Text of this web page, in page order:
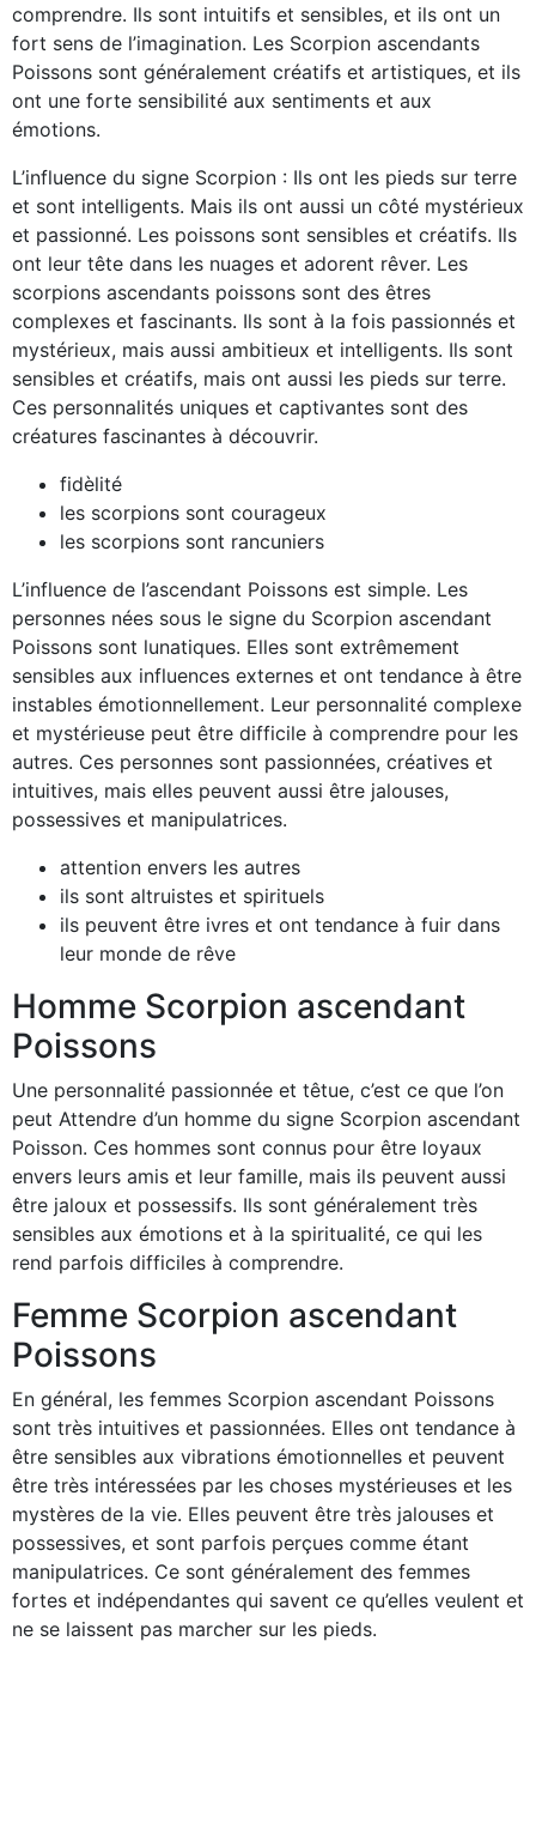
comprendre. Ils sont intuitifs et sensibles, et ils ont un
fort sens de l’imagination. Les Scorpion ascendants
Poissons sont généralement créatifs et artistiques, et ils
ont une forte sensibilité aux sentiments et aux
émotions.
L’influence du signe Scorpion : Ils ont les pieds sur terre
et sont intelligents. Mais ils ont aussi un côté mystérieux
et passionné. Les poissons sont sensibles et créatifs. Ils
ont leur tête dans les nuages et adorent rêver. Les
scorpions ascendants poissons sont des êtres
complexes et fascinants. Ils sont à la fois passionnés et
mystérieux, mais aussi ambitieux et intelligents. Ils sont
sensibles et créatifs, mais ont aussi les pieds sur terre.
Ces personnalités uniques et captivantes sont des
créatures fascinantes à découvrir.
fidèlité
les scorpions sont courageux
les scorpions sont rancuniers
L’influence de l’ascendant Poissons est simple. Les
personnes nées sous le signe du Scorpion ascendant
Poissons sont lunatiques. Elles sont extrêmement
sensibles aux influences externes et ont tendance à être
instables émotionnellement. Leur personnalité complexe
et mystérieuse peut être difficile à comprendre pour les
autres. Ces personnes sont passionnées, créatives et
intuitives, mais elles peuvent aussi être jalouses,
possessives et manipulatrices.
attention envers les autres
ils sont altruistes et spirituels
ils peuvent être ivres et ont tendance à fuir dans
leur monde de rêve
Homme Scorpion ascendant
Poissons
Une personnalité passionnée et têtue, c’est ce que l’on
peut Attendre d’un homme du signe Scorpion ascendant
Poisson. Ces hommes sont connus pour être loyaux
envers leurs amis et leur famille, mais ils peuvent aussi
être jaloux et possessifs. Ils sont généralement très
sensibles aux émotions et à la spiritualité, ce qui les
rend parfois difficiles à comprendre.
Femme Scorpion ascendant
Poissons
En général, les femmes Scorpion ascendant Poissons
sont très intuitives et passionnées. Elles ont tendance à
être sensibles aux vibrations émotionnelles et peuvent
être très intéressées par les choses mystérieuses et les
mystères de la vie. Elles peuvent être très jalouses et
possessives, et sont parfois perçues comme étant
manipulatrices. Ce sont généralement des femmes
fortes et indépendantes qui savent ce qu’elles veulent et
ne se laissent pas marcher sur les pieds.